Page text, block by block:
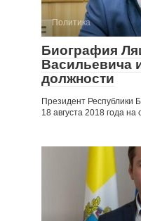
Политика
Биография
Васильевича
должности
Президент Республики
18 августа 2018 года